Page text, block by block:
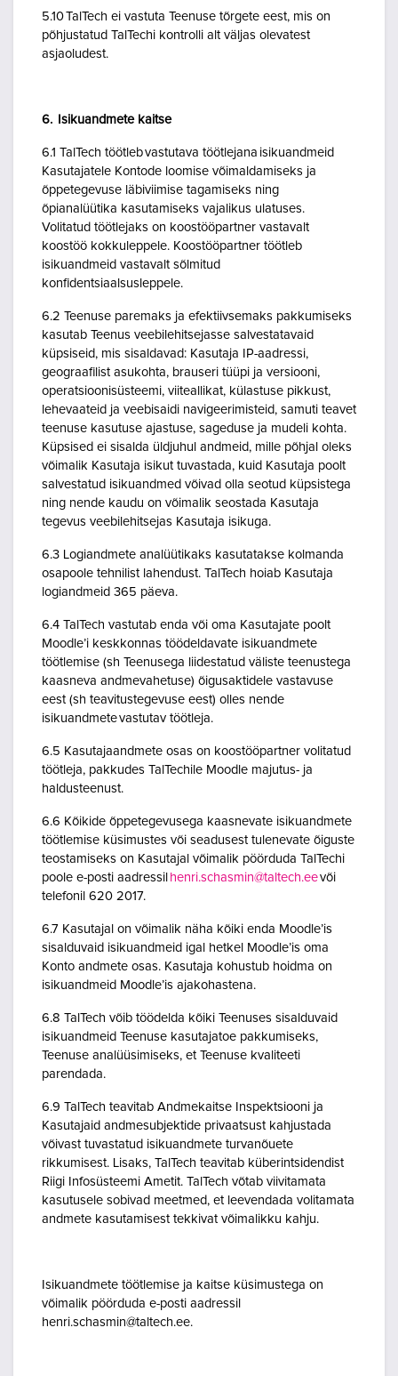
5.10 TalTech ei vastuta Teenuse tõrgete eest, mis on
põhjustatud TalTechi kontrolli alt väljas olevatest
asjaoludest.
6. Isikuandmete kaitse
6.1 TalTech töötleb vastutava töötlejana isikuandmeid
Kasutajatele Kontode loomise võimaldamiseks ja
õppetegevuse läbiviimise tagamiseks ning
õpianalüütika kasutamiseks vajalikus ulatuses.
Volitatud töötlejaks on koostööpartner vastavalt
koostöö kokkuleppele. Koostööpartner töötleb
isikuandmeid vastavalt sõlmitud
konfidentsiaalsusleppele.
6.2 Teenuse paremaks ja efektiivsemaks pakkumiseks
kasutab Teenus veebilehitsejasse salvestatavaid
küpsiseid, mis sisaldavad: Kasutaja IP-aadressi,
geograafilist asukohta, brauseri tüüpi ja versiooni,
operatsioonisüsteemi, viiteallikat, külastuse pikkust,
lehevaateid ja veebisaidi navigeerimisteid, samuti teavet
teenuse kasutuse ajastuse, sageduse ja mudeli kohta.
Küpsised ei sisalda üldjuhul andmeid, mille põhjal oleks
võimalik Kasutaja isikut tuvastada, kuid Kasutaja poolt
salvestatud isikuandmed võivad olla seotud küpsistega
ning nende kaudu on võimalik seostada Kasutaja
tegevus veebilehitsejas Kasutaja isikuga.
6.3 Logiandmete analüütikaks kasutatakse kolmanda
osapoole tehnilist lahendust. TalTech hoiab Kasutaja
logiandmeid 365 päeva.
6.4 TalTech vastutab enda või oma Kasutajate poolt
Moodle’i keskkonnas töödeldavate isikuandmete
töötlemise (sh Teenusega liidestatud väliste teenustega
kaasneva andmevahetuse) õigusaktidele vastavuse
eest (sh teavitustegevuse eest) olles nende
isikuandmete vastutav töötleja.
6.5 Kasutajaandmete osas on koostööpartner volitatud
töötleja, pakkudes TalTechile Moodle majutus- ja
haldusteenust.
6.6 Kõikide õppetegevusega kaasnevate isikuandmete
töötlemise küsimustes või seadusest tulenevate õiguste
teostamiseks on Kasutajal võimalik pöörduda TalTechi
poole e-posti aadressil henri.schasmin@taltech.eevõi
telefonil 620 2017.
6.7 Kasutajal on võimalik näha kõiki enda Moodle’is
sisalduvaid isikuandmeid igal hetkel Moodle’is oma
Konto andmete osas. Kasutaja kohustub hoidma on
isikuandmeid Moodle’is ajakohastena.
6.8 TalTech võib töödelda kõiki Teenuses sisalduvaid
isikuandmeid Teenuse kasutajatoe pakkumiseks,
Teenuse analüüsimiseks, et Teenuse kvaliteeti
parendada.
6.9 TalTech teavitab Andmekaitse Inspektsiooni ja
Kasutajaid andmesubjektide privaatsust kahjustada
võivast tuvastatud isikuandmete turvanõuete
rikkumisest. Lisaks, TalTech teavitab küberintsidendist
Riigi Infosüsteemi Ametit. TalTech võtab viivitamata
kasutusele sobivad meetmed, et leevendada volitamata
andmete kasutamisest tekkivat võimalikku kahju.
Isikuandmete töötlemise ja kaitse küsimustega on
võimalik pöörduda e-posti aadressil
henri.schasmin@taltech.ee.